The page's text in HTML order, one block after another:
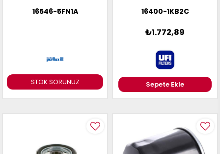
STOK SORUNUZ
16546-5FN1A 16400-1KB2C
₺1.772,89
Sepete Ekle